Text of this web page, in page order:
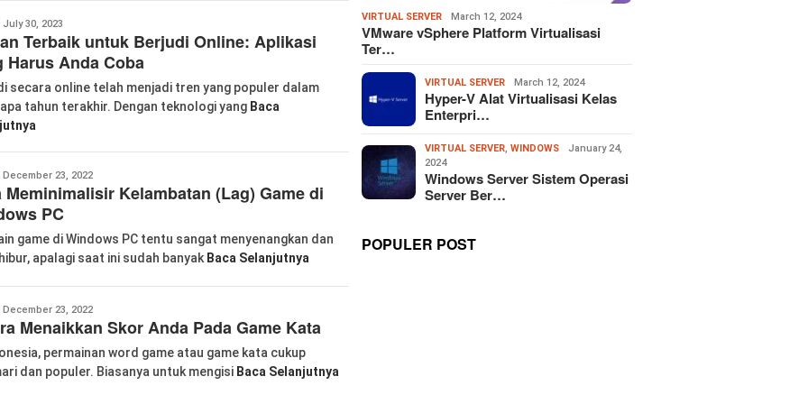
July 30, 2023
Terbaik untuk Berjudi Online: Aplikasi
Harus Anda Coba
secara online telah menjadi tren yang populer dalam
tahun terakhir. Dengan teknologi yang Baca
December 23, 2022
Meminimalisir Kelambatan (Lag) Game di
PC
game di Windows PC tentu sangat menyenangkan dan
apalagi saat ini sudah banyak Baca Selanjutnya
December 23, 2022
Menaikkan Skor Anda Pada Game Kata
permainan word game atau game kata cukup
dan populer. Biasanya untuk mengisi Baca Selanjutnya
VIRTUAL SERVER March 12, 2024
VMware vSphere Platform Virtualisasi
Ter…
VIRTUAL SERVER March 12, 2024
Hyper-V Alat Virtualisasi Kelas
Enterpri…
VIRTUAL SERVER,WINDOWS
January 24,
2024
Windows Server Sistem Operasi
Server Ber…
POPULER POST